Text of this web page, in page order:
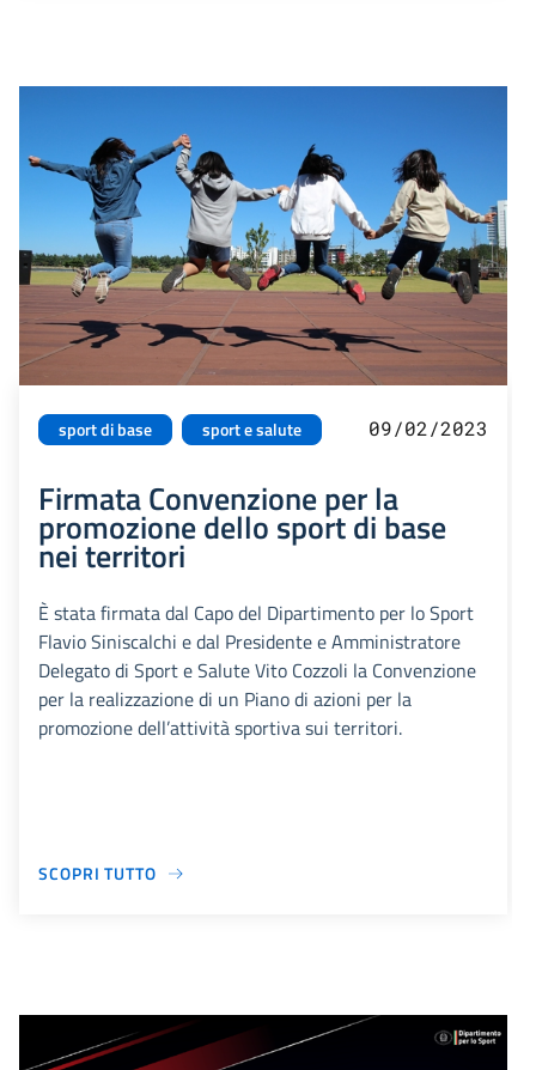
sport di base sport e salute 09/02/2023
Firmata Convenzione per la
promozione dello sport di base
nei territori
È stata firmata dal Capo del Dipartimento per lo Sport
Flavio Siniscalchi e dal Presidente e Amministratore
Delegato di Sport e Salute Vito Cozzoli la Convenzione
per la realizzazione di un Piano di azioni per la
promozione dell’attività sportiva sui territori.
SCOPRI TUTTO